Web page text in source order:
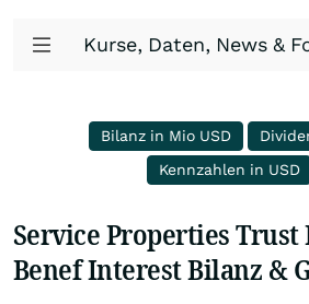
Kurse, Daten, News &
Bilanz in Mio USD
Kennzahlen in USD
Service Properties Trust
Benef Interest Bilanz &